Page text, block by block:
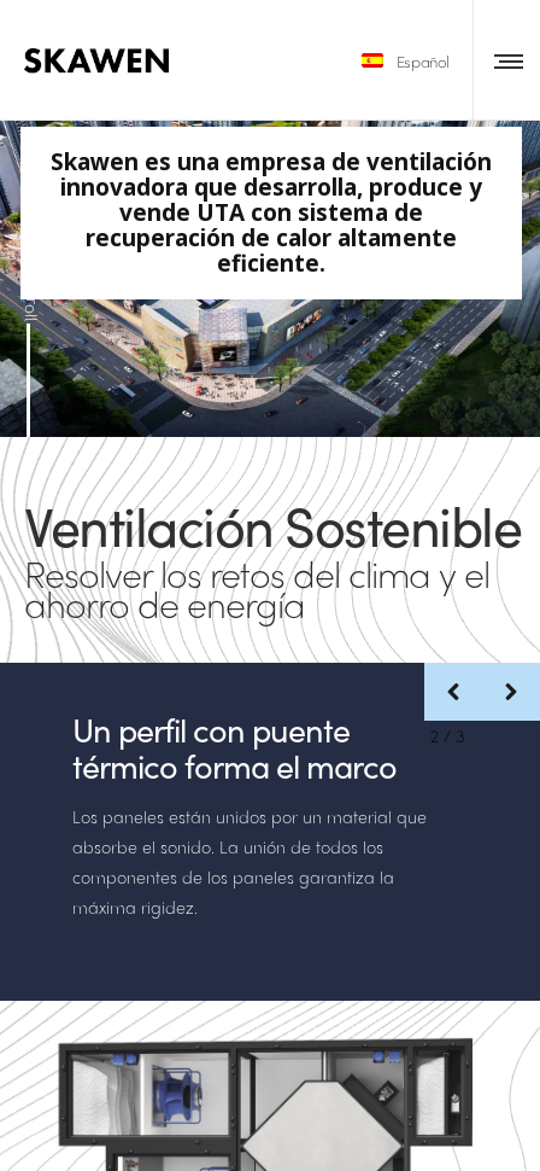
Español
Scroll
Skawen es una empresa de ventilación
innovadora que desarrolla, produce y
vende UTA con sistema de
recuperación de calor altamente
eficiente.
Ventilación Sostenible
Resolver los retos del clima y el
ahorro de energía
Un perfil con puente
térmico forma el marco
Los paneles están unidos por un material que
absorbe el sonido. La unión de todos los
componentes de los paneles garantiza la
máxima rigidez.
2 / 3